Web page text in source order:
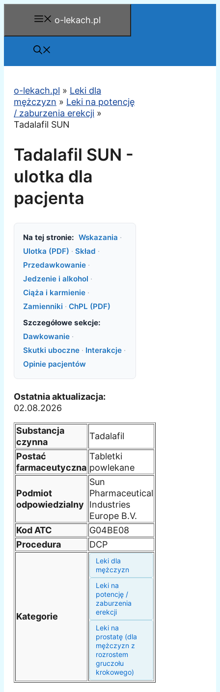
o-lekach.pl
o-lekach.pl » Leki dla
mężczyzn » Leki na potencję
/ zaburzenia erekcji »
Tadalafil SUN
Tadalafil SUN -
ulotka dla
pacjenta
Na tej stronie: Wskazania ·
Ulotka (PDF) · Skład ·
Przedawkowanie ·
Jedzenie i alkohol ·
Ciąża i karmienie ·
Zamienniki · ChPL (PDF)
Szczegółowe sekcje:
Dawkowanie ·
Skutki uboczne · Interakcje ·
Opinie pacjentów
Ostatnia aktualizacja:
02.08.2026
Substancja
czynna
Tadalafil
Postać
farmaceutyczna
Tabletki
powlekane
Podmiot
odpowiedzialny
Sun
Pharmaceutical
Industries
Europe B.V.
Kod ATC
G04BE08
Procedura
DCP
Kategorie
Leki dla
mężczyzn
Leki na
potencję /
zaburzenia
erekcji
Leki na
prostatę (dla
mężczyzn z
rozrostem
gruczołu
krokowego)